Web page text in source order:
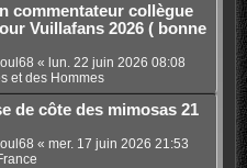
commentateur collègue
Vuillafans 2026 ( bonne
« lun. 22 juin 2026 08:08
et des Hommes
de côte des mimosas 21
« mer. 17 juin 2026 21:53